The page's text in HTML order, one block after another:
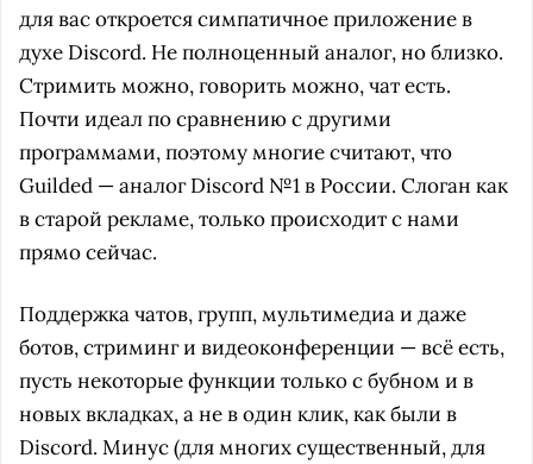
для вас откроется симпатичное приложение в
духе Discord. Не полноценный аналог, но близко.
Стримить можно, говорить можно, чат есть.
Почти идеал по сравнению с другими
программами, поэтому многие считают, что
Guilded — аналог Discord №1 в России. Слоган как
в старой рекламе, только происходит с нами
прямо сейчас.
Поддержка чатов, групп, мультимедиа и даже
ботов, стриминг и видеоконференции — всё есть,
пусть некоторые функции только с бубном и в
новых вкладках, а не в один клик, как были в
Discord. Минус (для многих существенный, для